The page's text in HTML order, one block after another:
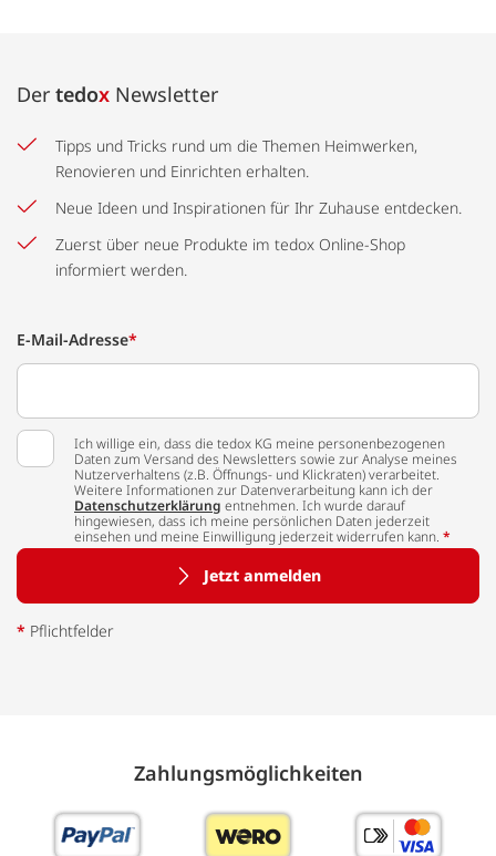
Der tedox Newsletter
Tipps und Tricks rund um die Themen Heimwerken,
Renovieren und Einrichten erhalten.
Neue Ideen und Inspirationen für Ihr Zuhause entdecken.
Zuerst über neue Produkte im tedox Online-Shop
informiert werden.
E-Mail-Adresse*
Ich willige ein, dass die tedox KG meine personenbezogenen
Daten zum Versand des Newsletters sowie zur Analyse meines
Nutzerverhaltens (z.B. Öffnungs- und Klickraten) verarbeitet.
Weitere Informationen zur Datenverarbeitung kann ich der
Datenschutzerklärung entnehmen. Ich wurde darauf
hingewiesen, dass ich meine persönlichen Daten jederzeit
einsehen und meine Einwilligung jederzeit widerrufen kann. *
Jetzt anmelden
* Pflichtfelder
Zahlungs­möglich­keiten